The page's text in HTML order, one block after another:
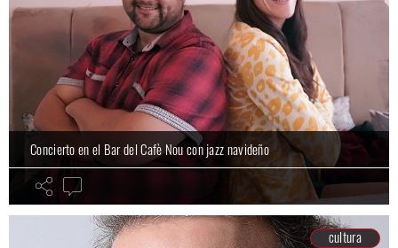
Concierto en el Bar del Cafè Nou con jazz navideño
cultura